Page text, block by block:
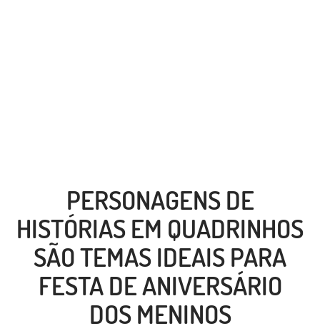
PERSONAGENS DE
HISTÓRIAS EM QUADRINHOS
SÃO TEMAS IDEAIS PARA
FESTA DE ANIVERSÁRIO
DOS MENINOS